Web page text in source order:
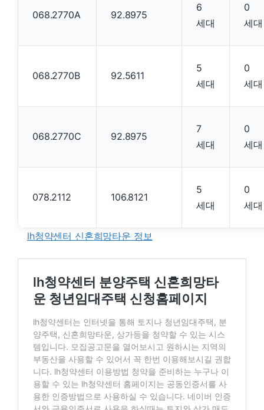
068.2770A 92.8975
6
세대
0
세대
068.2770B 92.5611
5
세대
0
세대
068.2770C 92.8975
7
세대
0
세대
078.2112 106.8121
5
세대
0
세대
lh청약센터 신혼희망타운 정보